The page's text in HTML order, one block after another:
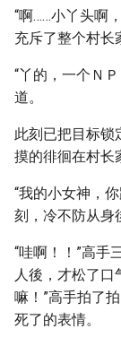
“啊……小丫头啊
充斥了整个村长
“丫的，一个Ｎ
道。
此刻已把目标锁
摸的徘徊在村长
“我的小女神，
刻，冷不防从身
“哇啊！！”高手
人後，才松了口
嘛！”高手拍了
死了的表情。